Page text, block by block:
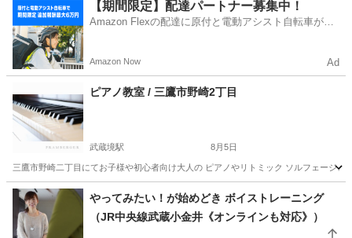
西八王子駅 ピアノ レッスン
【期間限定】配達パートナー募集中！
Amazon Flexの配達に原付と電動アシスト自転車が登
Amazon Now Ad
ピアノ教室 / 三鷹市野崎2丁目
武蔵境駅 8月5日
三鷹市野崎二丁目にてお子様や初心者向け大人の ピアノやリトミック ソルフェージ
東京 三鷹市 武蔵境駅 音楽 音楽教室
やってみたい！が始めどき ボイストレーニング
（JR中央線武蔵小金井《オンラインも対応》）